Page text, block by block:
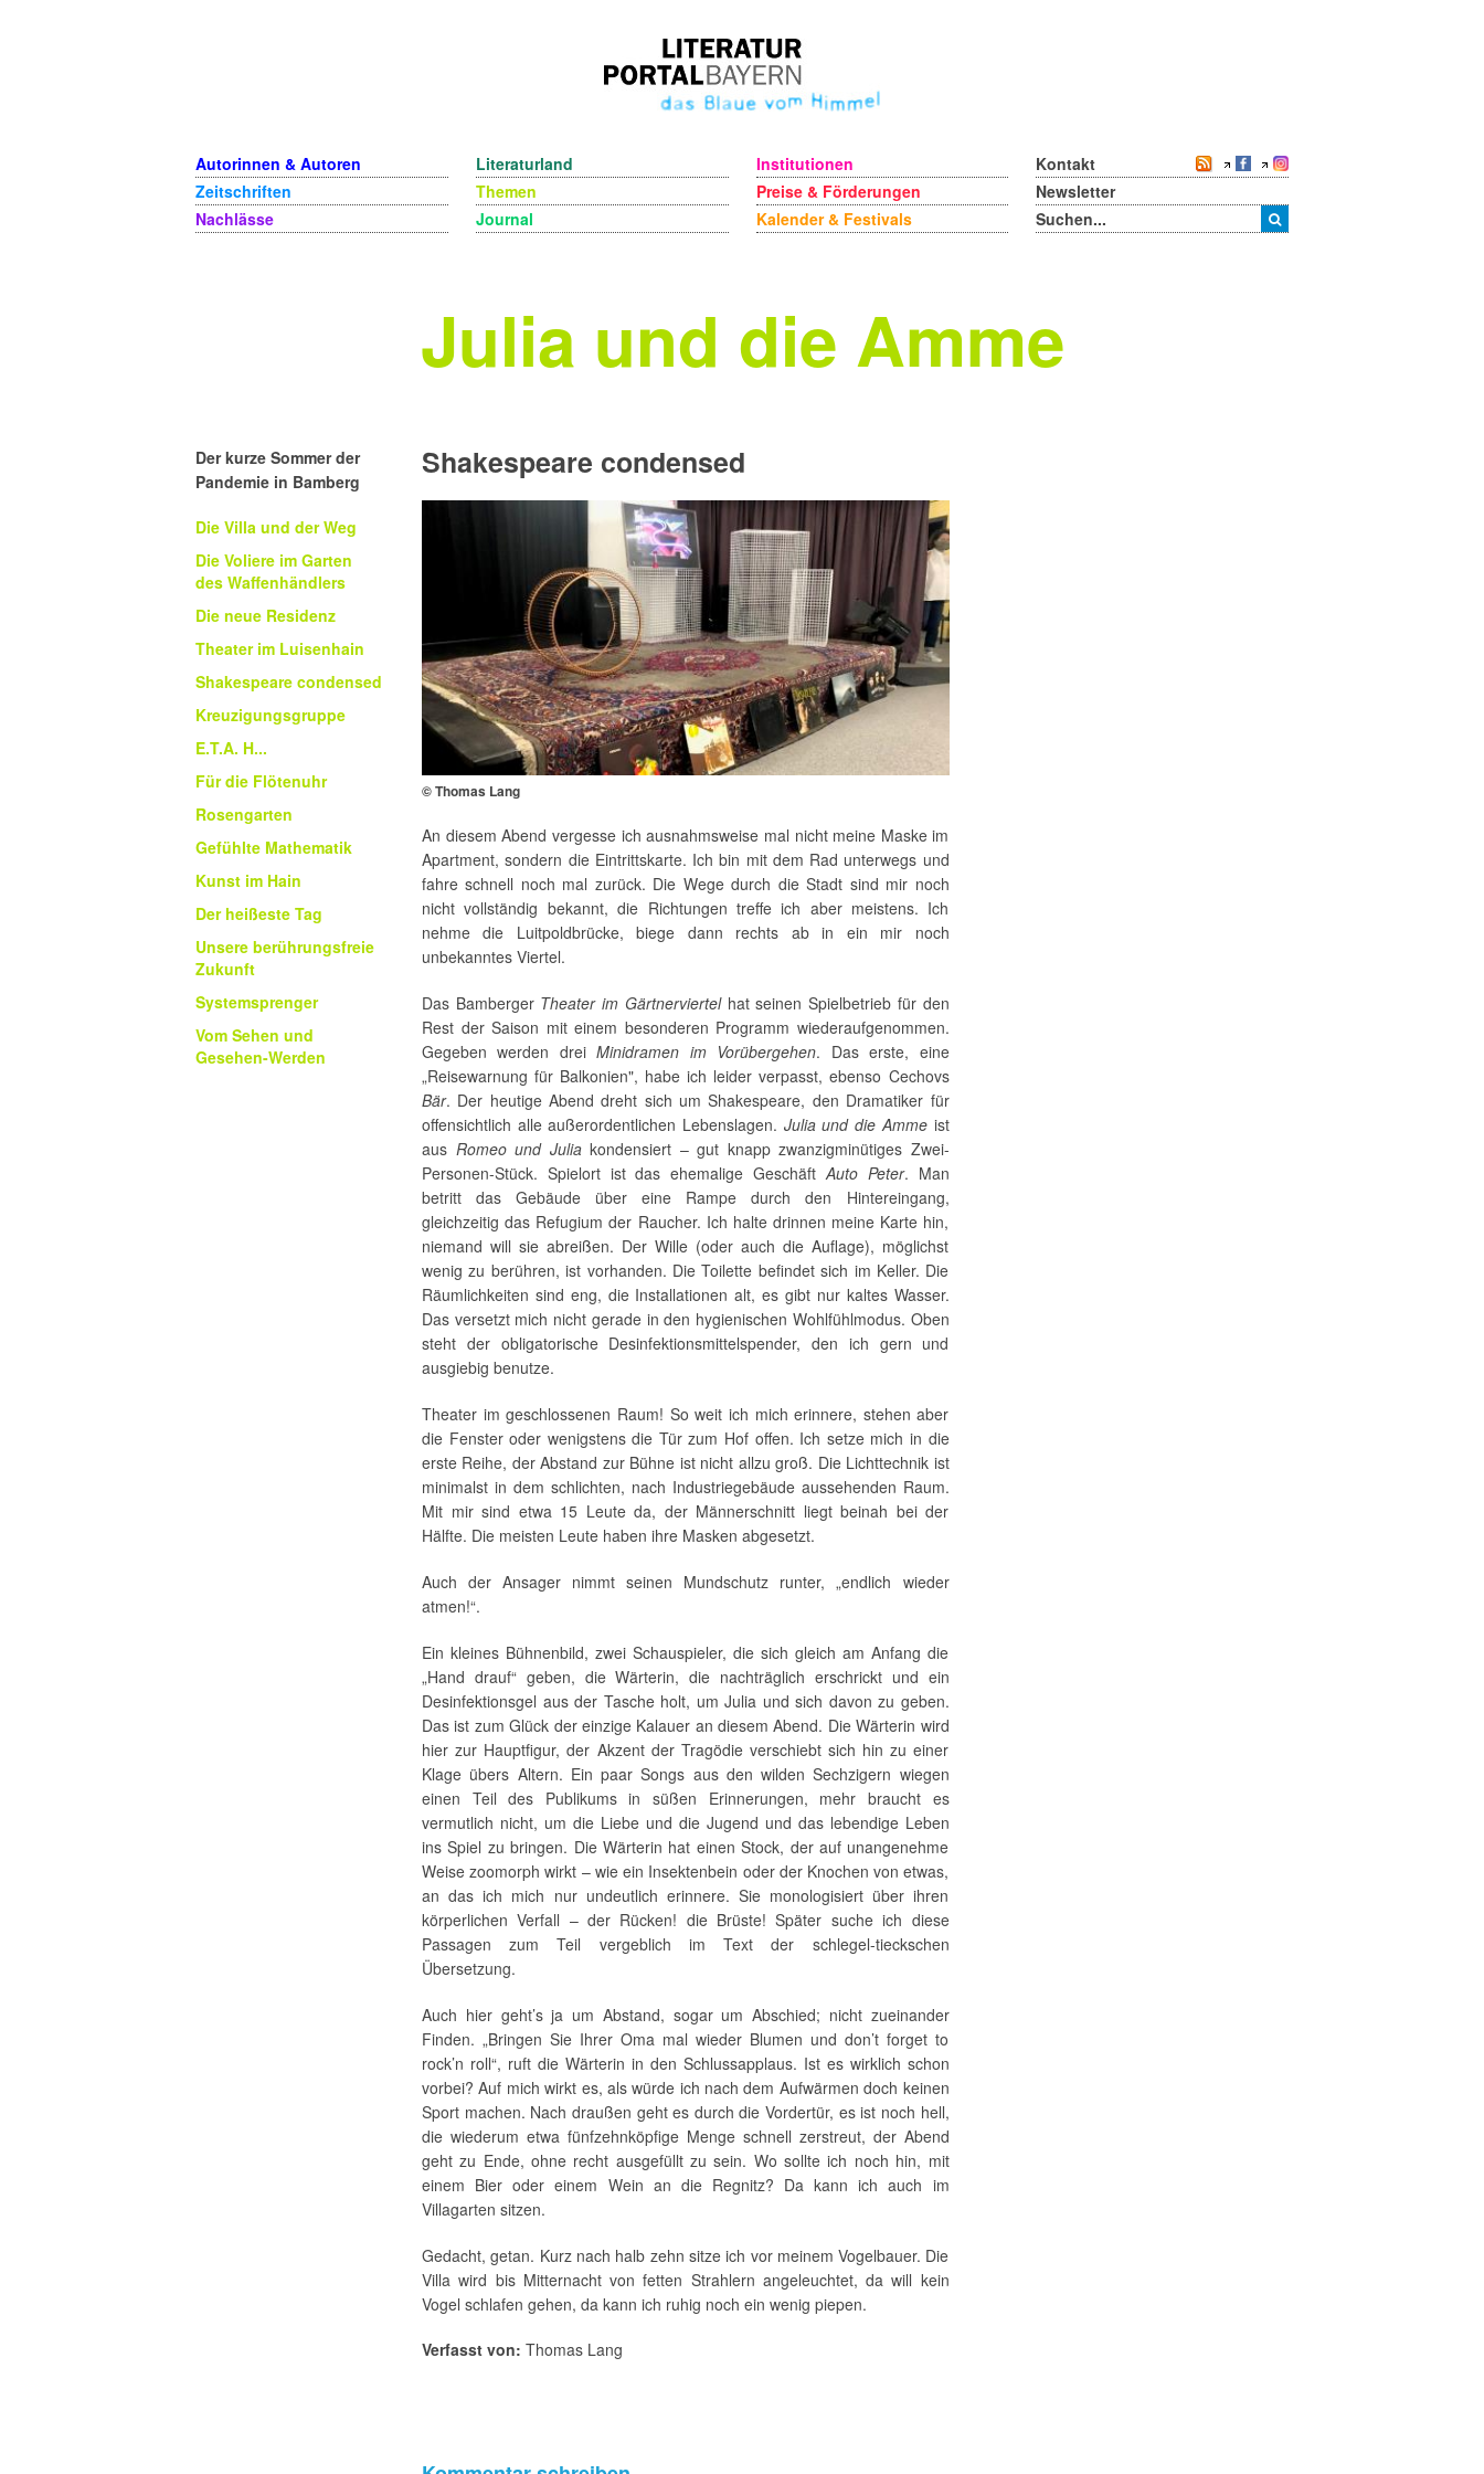
Autorinnen & Autoren
Zeitschriften
Nachlässe
Literaturland
Themen
Journal
Institutionen
Preise & Förderungen
Kalender & Festivals
Kontakt
Newsletter
Julia und die Amme
Der kurze Sommer der
Pandemie in Bamberg
Die Villa und der Weg
Die Voliere im Garten
des Waffenhändlers
Die neue Residenz
Theater im Luisenhain
Shakespeare condensed
Kreuzigungsgruppe
E.T.A. H...
Für die Flötenuhr
Rosengarten
Gefühlte Mathematik
Kunst im Hain
Der heißeste Tag
Unsere berührungsfreie
Zukunft
Systemsprenger
Vom Sehen und
Gesehen-Werden
Shakespeare condensed
© Thomas Lang
An diesem Abend vergesse ich ausnahmsweise mal nicht meine Maske im
Apartment, sondern die Eintrittskarte. Ich bin mit dem Rad unterwegs und
fahre schnell noch mal zurück. Die Wege durch die Stadt sind mir noch
nicht vollständig bekannt, die Richtungen treffe ich aber meistens. Ich
nehme die Luitpoldbrücke, biege dann rechts ab in ein mir noch
unbekanntes Viertel.
Das Bamberger Theater im Gärtnerviertelhat seinen Spielbetrieb für den
Rest der Saison mit einem besonderen Programm wiederaufgenommen.
Gegeben werden dreiMinidramen im Vorübergehen. Das erste, eine
„Reisewarnung für Balkonien", habe ich leider verpasst, ebenso Cechovs
Bär. Der heutige Abend dreht sich um Shakespeare, den Dramatiker für
offensichtlich alle außerordentlichen Lebenslagen. Julia und die Ammeist
aus Romeo und Juliakondensiert – gut knapp zwanzigminütiges Zwei-
Personen-Stück. Spielort ist das ehemalige Geschäft Auto Peter. Man
betritt das Gebäude über eine Rampe durch den Hintereingang,
gleichzeitig das Refugium der Raucher. Ich halte drinnen meine Karte hin,
niemand will sie abreißen. Der Wille (oder auch die Auflage), möglichst
wenig zu berühren, ist vorhanden. Die Toilette befindet sich im Keller. Die
Räumlichkeiten sind eng, die Installationen alt, es gibt nur kaltes Wasser.
Das versetzt mich nicht gerade in den hygienischen Wohlfühlmodus. Oben
steht der obligatorische Desinfektionsmittelspender, den ich gern und
ausgiebig benutze.
Theater im geschlossenen Raum! So weit ich mich erinnere, stehen aber
die Fenster oder wenigstens die Tür zum Hof offen. Ich setze mich in die
erste Reihe, der Abstand zur Bühne ist nicht allzu groß. Die Lichttechnik ist
minimalst in dem schlichten, nach Industriegebäude aussehenden Raum.
Mit mir sind etwa 15 Leute da, der Männerschnitt liegt beinah bei der
Hälfte. Die meisten Leute haben ihre Masken abgesetzt.
Auch der Ansager nimmt seinen Mundschutz runter, „endlich wieder
atmen!“.
Ein kleines Bühnenbild, zwei Schauspieler, die sich gleich am Anfang die
„Hand drauf“ geben, die Wärterin, die nachträglich erschrickt und ein
Desinfektionsgel aus der Tasche holt, um Julia und sich davon zu geben.
Das ist zum Glück der einzige Kalauer an diesem Abend. Die Wärterin wird
hier zur Hauptfigur, der Akzent der Tragödie verschiebt sich hin zu einer
Klage übers Altern. Ein paar Songs aus den wilden Sechzigern wiegen
einen Teil des Publikums in süßen Erinnerungen, mehr braucht es
vermutlich nicht, um die Liebe und die Jugend und das lebendige Leben
ins Spiel zu bringen. Die Wärterin hat einen Stock, der auf unangenehme
Weise zoomorph wirkt – wie ein Insektenbein oder der Knochen von etwas,
an das ich mich nur undeutlich erinnere. Sie monologisiert über ihren
körperlichen Verfall – der Rücken! die Brüste! Später suche ich diese
Passagen zum Teil vergeblich im Text der schlegel-tieckschen
Übersetzung.
Auch hier geht’s ja um Abstand, sogar um Abschied; nicht zueinander
Finden. „Bringen Sie Ihrer Oma mal wieder Blumen und don’t forget to
rock’n roll“, ruft die Wärterin in den Schlussapplaus. Ist es wirklich schon
vorbei? Auf mich wirkt es, als würde ich nach dem Aufwärmen doch keinen
Sport machen. Nach draußen geht es durch die Vordertür, es ist noch hell,
die wiederum etwa fünfzehnköpfige Menge schnell zerstreut, der Abend
geht zu Ende, ohne recht ausgefüllt zu sein. Wo sollte ich noch hin, mit
einem Bier oder einem Wein an die Regnitz? Da kann ich auch im
Villagarten sitzen.
Gedacht, getan. Kurz nach halb zehn sitze ich vor meinem Vogelbauer. Die
Villa wird bis Mitternacht von fetten Strahlern angeleuchtet, da will kein
Vogel schlafen gehen, da kann ich ruhig noch ein wenig piepen.
Verfasst von: Thomas Lang